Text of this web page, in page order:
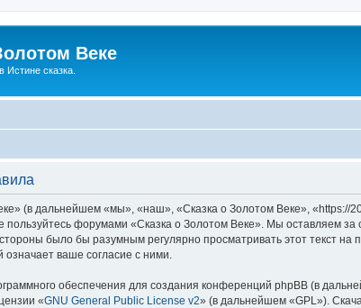
Веке
Истине сказка.
(в дальнейшем «мы», «наш», «Сказка о Золотом Веке», «https://
пользуйтесь форумами «Сказка о Золотом Веке». Мы оставляем
было бы разумным регулярно просматривать этот текст
ваше согласие с ними.
обеспечения для создания конференций phpBB (в
«GNU General Public License v2» (в дальнейшем «GPL»).